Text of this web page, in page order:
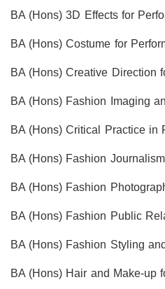
BA (Hons) 3D Effects for
BA (Hons) Costume for
BA (Hons) Creative Direction
BA (Hons) Fashion Imaging
BA (Hons) Critical Practice in
BA (Hons) Fashion
BA (Hons) Fashion
BA (Hons) Fashion Public
BA (Hons) Fashion Styling
BA (Hons) Hair and Make-up